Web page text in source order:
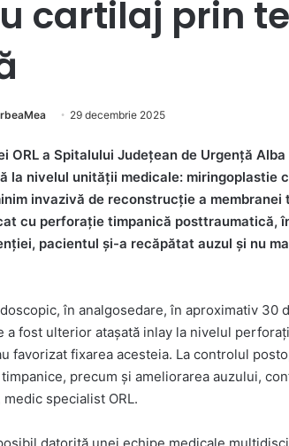
cartilaj prin
29 decembrie 2025
ORL a Spitalului Județean de Urgență
la nivelul unității medicale: miringoplastie
invazivă de reconstrucție a
cu perforație timpanică posttraumatică,
pacientul și-a recăpătat auzul și nu
în analgosedare, în aproximativ 30
a fost ulterior atașată inlay la nivelul
favorizat fixarea acesteia. La controlul
precum și ameliorarea auzului,
specialist ORL.